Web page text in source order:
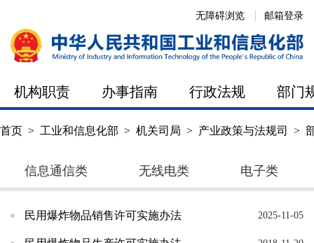
邮箱登录
无障碍浏览
机构职责 办事指南 行政法规 部门
首页 > 工业和信息化部 > 机关司局 > 产业政策与法规司 >
信息通信类 无线电类 电子类
民用爆炸物品销售许可实施办法 2025-11-05